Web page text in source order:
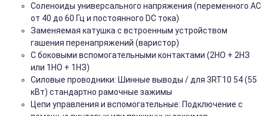
Соленоиды универсального напряжения (переменного АС
от 40 до 60 Гц и постоянного DC тока)
Заменяемая катушка с встроенным устройством
гашения перенапряжений (варистор)
С боковыми вспомогательными контактами (2НО + 2НЗ
или 1НО + 1НЗ)
Силовые проводники: Шинные выводы / для 3RT10 54 (55
кВт) стандартно рамочные зажимы
Цепи управления и вспомогательные: Подключение с